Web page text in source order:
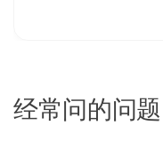
经常问的问题